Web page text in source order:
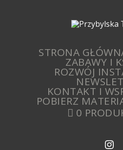
STRONA
ZABAWY I
ROZWÓJ
KONTAKT I
POBIERZ
0